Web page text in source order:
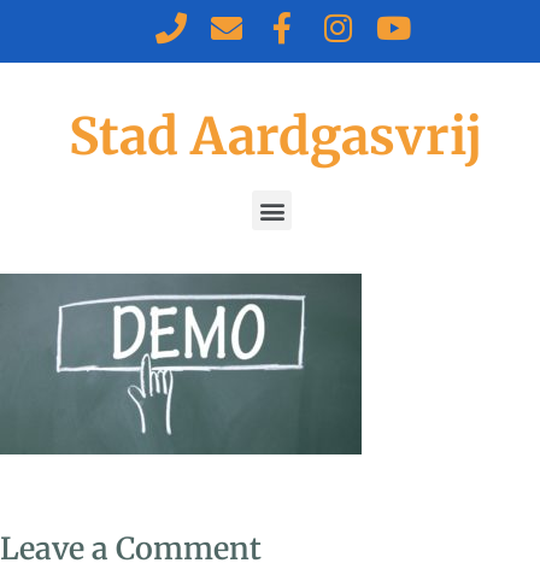
Stad Aardgasvrij
Leave a Comment